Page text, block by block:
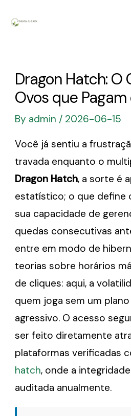
Dragon Hatch: O
Ovos que
By admin / 2026-06-15
Você já sentiu a
travada enquanto o
Dragon Hatch, a sorte é
estatístico; o que define
sua capacidade de
quedas consecutivas
entre em modo de
teorias sobre horários
de cliques: aqui, a
quem joga sem um
agressivo. O acesso
ser feito diretamente
plataformas verificadas
hatch, onde a
auditada anualmente.